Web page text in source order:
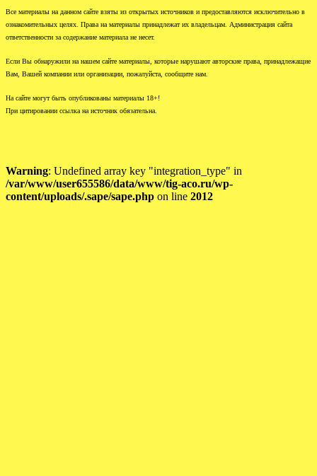
Все материалы на данном сайте взяты из открытых источников и предоставляются исключительно в
ознакомительных целях. Права на материалы принадлежат их владельцам. Администрация сайта
ответственности за содержание материала не несет.
Если Вы обнаружили на нашем сайте материалы, которые нарушают авторские права, принадлежащие
Вам, Вашей компании или организации, пожалуйста, сообщите нам.
На сайте могут быть опубликованы материалы 18+!
При цитировании ссылка на источник обязательна.
Warning: Undefined array key "integration_type" in
/var/www/user655586/data/www/tig-aco.ru/wp-
content/uploads/.sape/sape.php on line 2012